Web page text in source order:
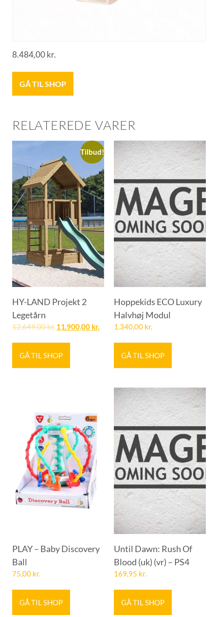
8.484,00kr.
GÅ TIL SHOP
RELATEREDE VARER
Tilbud!
HY-LAND Projekt 2
Legetårn
12.649,00kr. 11.900,00 kr.
GÅ TIL SHOP
Hoppekids ECO Luxury
Halvhøj Modul
1.340,00 kr.
GÅ TIL SHOP
PLAY – Baby Discovery
Ball
75,00 kr.
GÅ TIL SHOP
Until Dawn: Rush Of
Blood (uk) (vr) – PS4
169,95 kr.
GÅ TIL SHOP